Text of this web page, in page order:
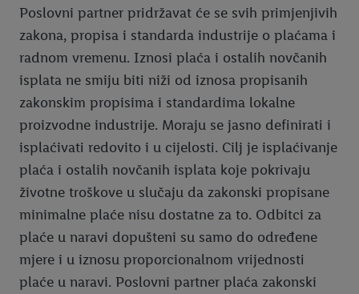
Poslovni partner pridržavat će se svih primjenjivih
zakona, propisa i standarda industrije o plaćama i
radnom vremenu. Iznosi plaća i ostalih novčanih
isplata ne smiju biti niži od iznosa propisanih
zakonskim propisima i standardima lokalne
proizvodne industrije. Moraju se jasno definirati i
isplaćivati redovito i u cijelosti. Cilj je isplaćivanje
plaća i ostalih novčanih isplata koje pokrivaju
životne troškove u slučaju da zakonski propisane
minimalne plaće nisu dostatne za to. Odbitci za
plaće u naravi dopušteni su samo do određene
mjere i u iznosu proporcionalnom vrijednosti
plaće u naravi. Poslovni partner plaća zakonski